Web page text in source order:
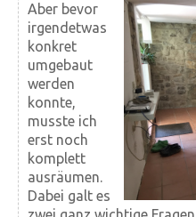
Aber bevor
irgendetwas
konkret
umgebaut
werden
konnte,
musste ich
erst noch
komplett
ausräumen.
Dabei galt es